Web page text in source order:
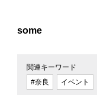
some
関連キーワード
#奈良
イベント